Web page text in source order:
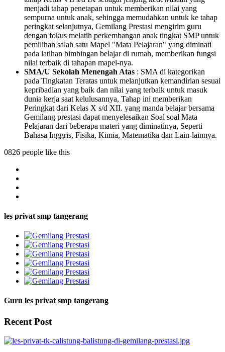
menjadi tahap penetapan untuk memberikan nilai yang
sempurna untuk anak, sehingga memudahkan untuk ke tahap
peringkat selanjutnya, Gemilang Prestasi mengirim guru
dengan fokus melatih perkembangan anak tingkat SMP untuk
pemilihan salah satu Mapel "Mata Pelajaran" yang diminati
pada latihan bimbingan belajar di rumah, memberikan fungsi
nilai terbaik di tahapan mapel-nya.
SMA/U Sekolah Menengah Atas : SMA di kategorikan
pada Tingkatan Teratas untuk melanjutkan kemandirian sesuai
kepribadian yang baik dan nilai yang terbaik untuk masuk
dunia kerja saat kelulusannya, Tahap ini memberikan
Peringkat dari Kelas X s/d XII. yang manda belajar bersama
Gemilang prestasi dapat menyelesaikan Soal soal Mata
Pelajaran dari beberapa materi yang diminatinya, Seperti
Bahasa Inggris, Fisika, Kimia, Matematika dan Lain-lainnya.
0826 people like this
les privat smp tangerang
Guru les privat smp tangerang
Recent Post